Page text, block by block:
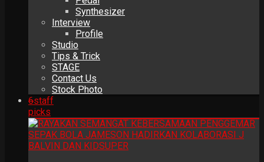
Synthesizer
Interview
Profile
Studio
Tips & Trick
STAGE
Contact Us
Stock Photo
6staff
picks